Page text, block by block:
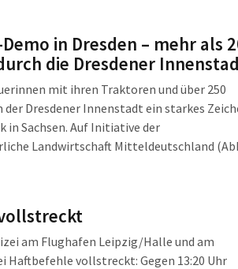
in Dresden – mehr als
die Dresdener
mit ihren Traktoren und über 250
Dresdener Innenstadt ein starkes
in Sachsen. Auf Initiative der
Landwirtschaft Mitteldeutschland
satt! Agrarindustrie abwählen!“ -
Bündnis möchte eine Politik, die eine
Landwirtschaft ermöglicht.
am Flughafen Leipzig/Halle und am
Haftbefehle vollstreckt: Gegen 13:20 Uhr